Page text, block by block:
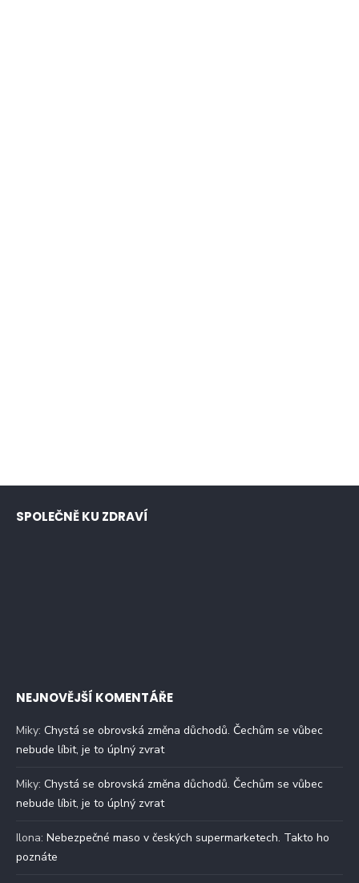
SPOLEČNĚ KU ZDRAVÍ
NEJNOVĚJŠÍ KOMENTÁŘE
Miky: Chystá se obrovská změna důchodů. Čechům se vůbec
nebude líbit, je to úplný zvrat
Miky: Chystá se obrovská změna důchodů. Čechům se vůbec
nebude líbit, je to úplný zvrat
Ilona: Nebezpečné maso v českých supermarketech. Takto ho
poznáte